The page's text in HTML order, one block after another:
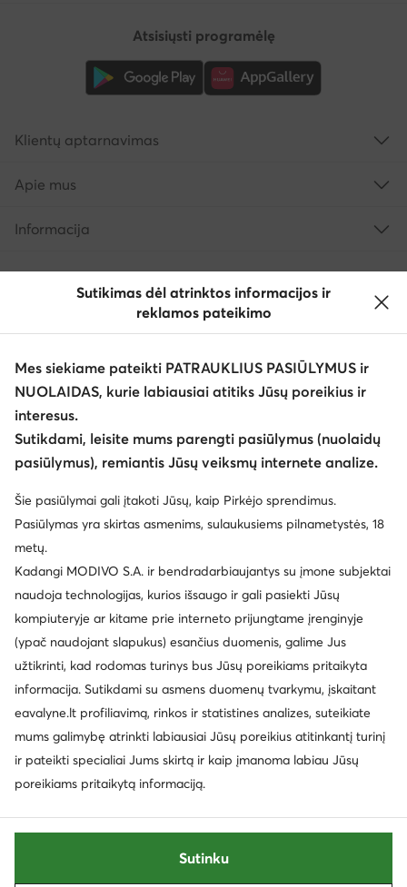
Atsisiųsti programėlę
Klientų aptarnavimas
Apie mus
Informacija
© eavalyne.lt 2026
Taisyklės
Pakeisti nustatymus
Privatumo politika
Duomenų apsauga
Sutikimas dėl atrinktos informacijos ir
reklamos pateikimo
Mes siekiame pateikti PATRAUKLIUS PASIŪLYMUS ir
NUOLAIDAS, kurie labiausiai atitiks Jūsų poreikius ir
interesus.
Sutikdami, leisite mums parengti pasiūlymus (nuolaidų
pasiūlymus), remiantis Jūsų veiksmų internete analize.
Šie pasiūlymai gali įtakoti Jūsų, kaip Pirkėjo sprendimus.
Pasiūlymas yra skirtas asmenims, sulaukusiems pilnametystės, 18
metų.
Kadangi MODIVO S.A. ir bendradarbiaujantys su įmone subjektai
naudoja technologijas, kurios išsaugo ir gali pasiekti Jūsų
kompiuteryje ar kitame prie interneto prijungtame įrenginyje
(ypač naudojant slapukus) esančius duomenis, galime Jus
užtikrinti, kad rodomas turinys bus Jūsų poreikiams pritaikyta
informacija. Sutikdami su asmens duomenų tvarkymu, įskaitant
eavalyne.lt profiliavimą, rinkos ir statistines analizes, suteikiate
mums galimybę atrinkti labiausiai Jūsų poreikius atitinkantį turinį
ir pateikti specialiai Jums skirtą ir kaip įmanoma labiau Jūsų
poreikiams pritaikytą informaciją.
Sutinku